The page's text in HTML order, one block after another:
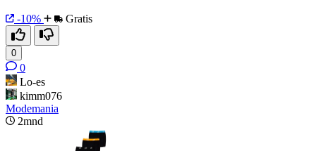
-10% Gratis
0
0
Lo-es
kimm076
Modemania
2mnd